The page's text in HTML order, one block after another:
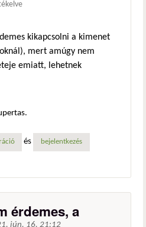
kikapcsolni a kimenet
mert amúgy nem
emiatt, lehetnek
és bejelentkezés
érdemes, a
jún. 16. 21:12